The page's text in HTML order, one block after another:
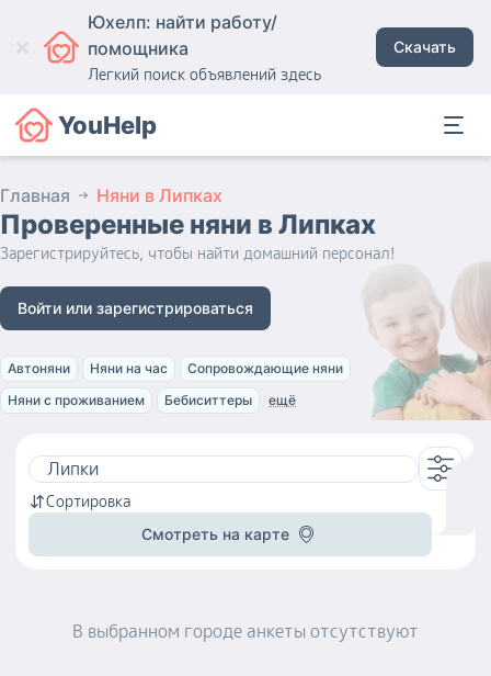
Юхелп: найти работу/
помощника
Легкий поиск объявлений здесь
Скачать
YouHelp
Главная Няни в Липках
Проверенные няни в Липках
Зарегистрируйтесь, чтобы найти домашний персонал!
Войти или зарегистрироваться
Автоняни Няни на час
Сопровождающие няни
Няни с проживанием
Бебиситтеры ещё
Сортировка
Смотреть на карте
В выбранном городе анкеты отсутствуют